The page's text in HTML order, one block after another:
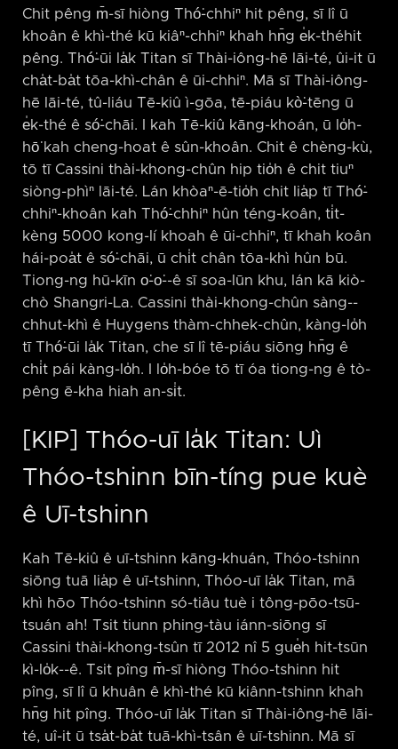
Chit pêng m̄-sī hiòng Thó͘-chhiⁿ hit pêng, sī lî ū
khoân ê khì-thé kū kiâⁿ-chhiⁿ khah hn̄g e̍k-théhit
pêng. Thó͘-ūi la̍k Titan sī Thài-iông-hē lāi-té, ûi-it ū
cha̍t-ba̍t tōa-khì-chân ê ūi-chhiⁿ. Mā sī Thài-iông-
hē lāi-té, tû-liáu Tē-kiû ì-gōa, tē-piáu kò͘-tēng ū
e̍k-thé ê só͘-chāi. I kah Tē-kiû kāng-khoán, ū lo̍h-
hō͘ kah cheng-hoat ê sûn-khoân. Chit ê chèng-kù,
tō tī Cassini thài-khong-chûn hip tio̍h ê chit tiuⁿ
siòng-phìⁿ lāi-té. Lán khòaⁿ-ē-tio̍h chit lia̍p tī Thó͘-
chhiⁿ-khoân kah Thó͘-chhiⁿ hûn téng-koân, ti̍t-
kèng 5000 kong-lí khoah ê ūi-chhiⁿ, tī khah koân
hái-poa̍t ê só͘-chāi, ū chi̍t chân tōa-khì hûn bū.
Tiong-ng hū-kīn o͘-o͘-⁠-ê sī soa-lūn khu, lán kā kiò-
chò Shangri-La. Cassini thài-khong-chûn sàng-⁠-
chhut-khì ê Huygens thàm-chhek-chûn, kàng-lo̍h
tī Thó͘-ūi la̍k Titan, che sī lî tē-piáu siōng hn̄g ê
chi̍t pái kàng-lo̍h. I lo̍h-bóe tō tī óa tiong-ng ê tò-
pêng ē-kha hiah an-si̍t.
[KIP] Thóo-uī la̍k Titan: Uì
Thóo-tshinn bīn-tíng pue kuè
ê Uī-tshinn
Kah Tē-kiû ê uī-tshinn kāng-khuán, Thóo-tshinn
siōng tuā lia̍p ê uī-tshinn, Thóo-uī la̍k Titan, mā
khì hōo Thóo-tshinn só-tiâu tuè i tông-pōo-tsū-
tsuán ah! Tsit tiunn phing-tàu iánn-siōng sī
Cassini thài-khong-tsûn tī 2012 nî 5 gue̍h hit-tsūn
kì-lo̍k-⁠-ê. Tsit pîng m̄-sī hiòng Thóo-tshinn hit
pîng, sī lî ū khuân ê khì-thé kū kiânn-tshinn khah
hn̄g hit pîng. Thóo-uī la̍k Titan sī Thài-iông-hē lāi-
té, uî-it ū tsa̍t-ba̍t tuā-khì-tsân ê uī-tshinn. Mā sī